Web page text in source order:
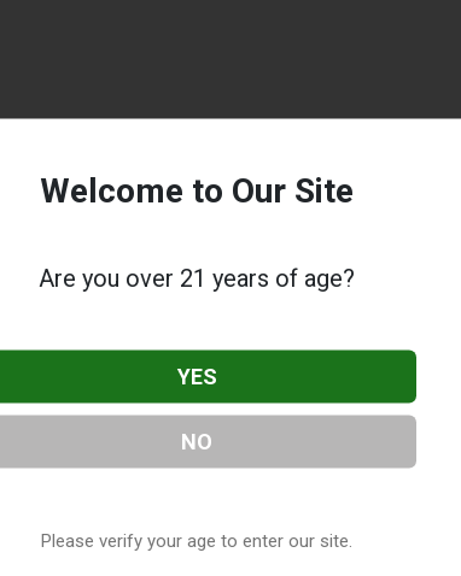
Welcome to Our Site
Are you over 21 years of age?
YES
NO
Please verify your age to enter our site.